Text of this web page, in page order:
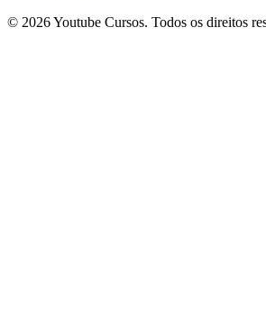
© 2026 Youtube Cursos. Todos os direitos